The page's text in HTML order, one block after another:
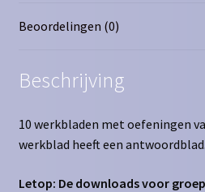
Beoordelingen (0)
Beschrijving
10 werkbladen met oefeningen
werkblad heeft een antwoordblad.
Letop: De downloads voor